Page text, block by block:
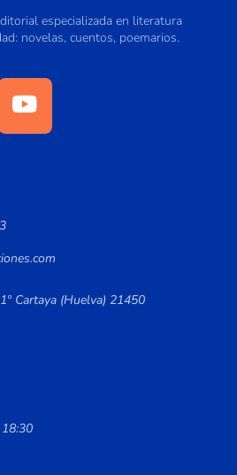
especializada en literatura
novelas, cuentos, poemarios.
Cartaya (Huelva) 21450